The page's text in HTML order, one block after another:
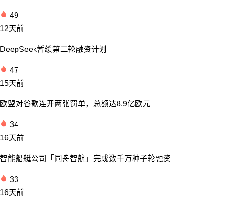
49
12天前
DeepSeek暂缓第二轮融资计划
47
15天前
欧盟对谷歌连开两张罚单，总额达8.9亿欧元
34
16天前
智能船艇公司「同舟智航」完成数千万种子轮融资
33
16天前